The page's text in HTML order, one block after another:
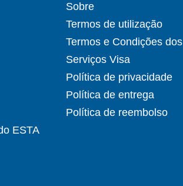
ESTA
Sobre
Termos de utilização
Termos e Condições dos
Serviços Visa
Política de privacidade
Política de entrega
Política de reembolso